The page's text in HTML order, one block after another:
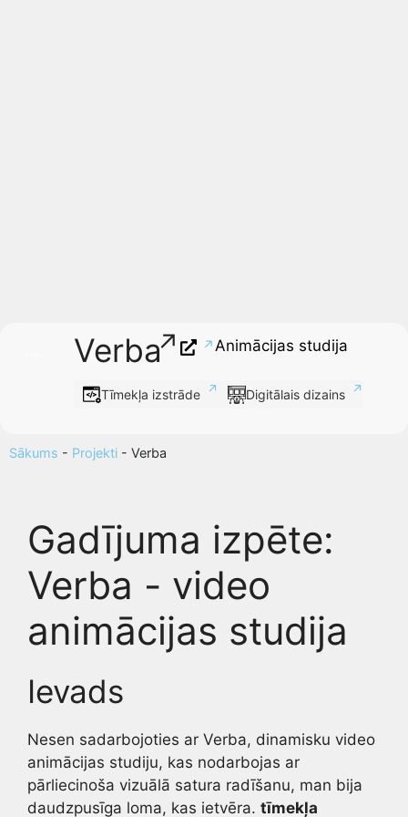
Verba Animācijas studija
Tīmekļa izstrāde Digitālais dizains
Sākums - Projekti - Verba
Gadījuma izpēte:
Verba - video
animācijas studija
Ievads
Nesen sadarbojoties ar Verba, dinamisku video
animācijas studiju, kas nodarbojas ar
pārliecinoša vizuālā satura radīšanu, man bija
daudzpusīga loma, kas ietvēra. tīmekļa